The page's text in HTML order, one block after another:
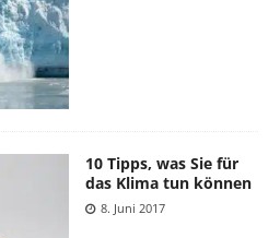
10 Tipps, was Sie für
das Klima tun können
8. Juni 2017